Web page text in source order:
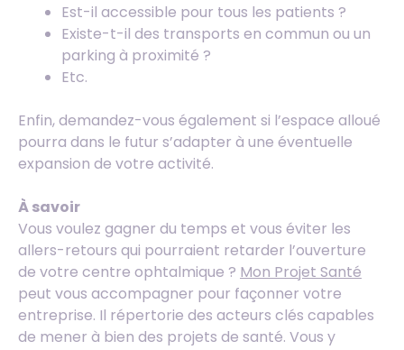
Est-il accessible pour tous les patients ?
Existe-t-il des transports en commun ou un
parking à proximité ?
Etc.
Enfin, demandez-vous également si l’espace alloué
pourra dans le futur s’adapter à une éventuelle
expansion de votre activité.
À savoir
Vous voulez gagner du temps et vous éviter les
allers-retours qui pourraient retarder l’ouverture
de votre centre ophtalmique ? Mon Projet Santé
peut vous accompagner pour façonner votre
entreprise. Il répertorie des acteurs clés capables
de mener à bien des projets de santé. Vous y